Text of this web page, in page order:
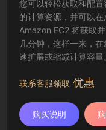
您可以轻松获取和配
的计算资源，并可以在
Amazon EC2 将获取
几分钟，这样一来，
速扩展或缩减计算容
费，改变了计算的成
开发人员提供了创建
联系客服领取 优惠
购买说明